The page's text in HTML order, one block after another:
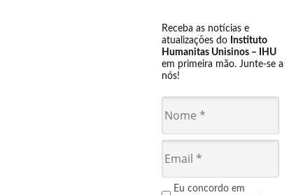
Receba as notícias e
atualizações do Instituto
Humanitas Unisinos – IHU
em primeira mão. Junte-se a
nós!
Eu concordo em